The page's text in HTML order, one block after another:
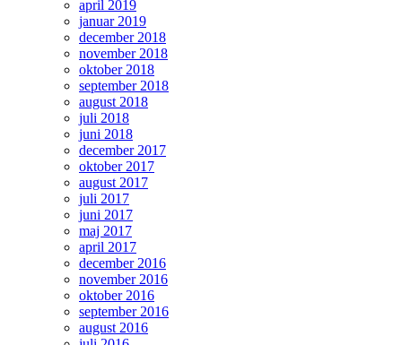
april 2019
januar 2019
december 2018
november 2018
oktober 2018
september 2018
august 2018
juli 2018
juni 2018
december 2017
oktober 2017
august 2017
juli 2017
juni 2017
maj 2017
april 2017
december 2016
november 2016
oktober 2016
september 2016
august 2016